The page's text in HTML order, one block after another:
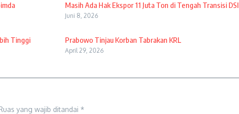
Masih Ada Hak Ekspor 11 Juta Ton di Tengah Transisi DSI
Juni 8, 2026
Tinggi Prabowo Tinjau Korban Tabrakan KRL
April 29, 2026
yang wajib ditandai *